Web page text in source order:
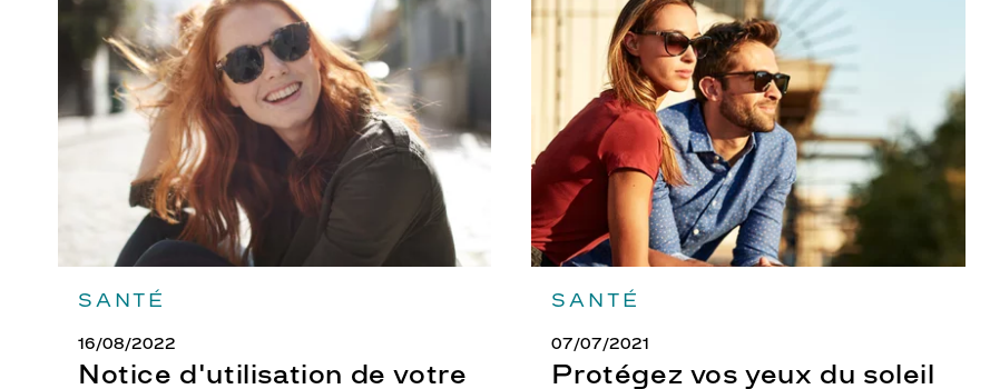
SANTÉ
16/08/2022
Notice d'utilisation de votre
d'utilisation
votre
paire
de
lunettes
de
SANTÉ
07/07/2021
Protégez vos yeux du soleil
vos
yeux
soleil